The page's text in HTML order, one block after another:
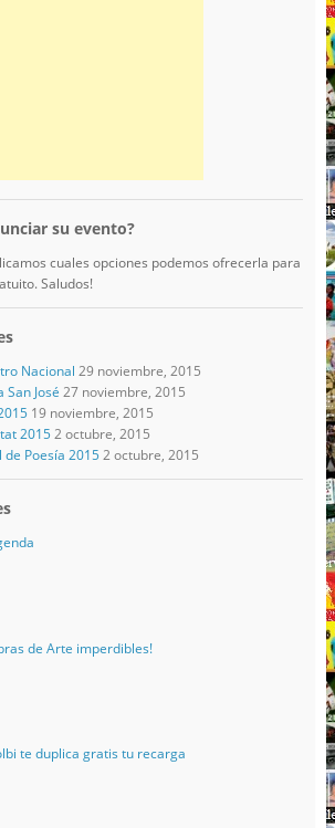
su evento?
cuales opciones podemos ofrecerla para
Saludos!
Nacional 29 noviembre, 2015
José 27 noviembre, 2015
19 noviembre, 2015
2015 2 octubre, 2015
Poesía 2015 2 octubre, 2015
de Arte imperdibles!
te duplica gratis tu recarga